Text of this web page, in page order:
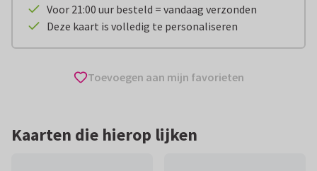
Voor 21:00 uur besteld = vandaag verzonden
Deze kaart is volledig te personaliseren
Toevoegen aan mijn favorieten
Kaarten die hierop lijken